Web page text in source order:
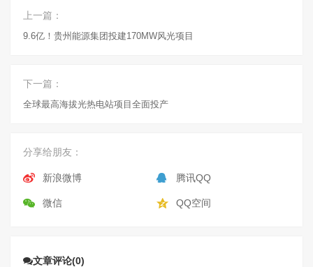
上一篇：
9.6亿！贵州能源集团投建170MW风光项目
下一篇：
全球最高海拔光热电站项目全面投产
分享给朋友：
新浪微博 腾讯QQ
微信 QQ空间
文章评论(0)